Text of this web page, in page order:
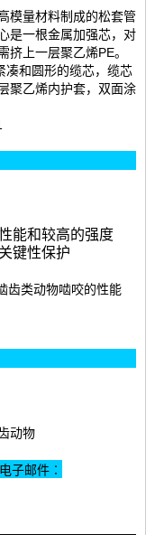
模量材料制成的松套管
是一根金属加强芯，对
上一层聚乙烯PE。
凑和圆形的缆芯，缆芯
聚乙烯内护套，双面涂
性
能和较高的强度
键性保护
齿类动物啮咬的性能
用
动物
子邮件︰